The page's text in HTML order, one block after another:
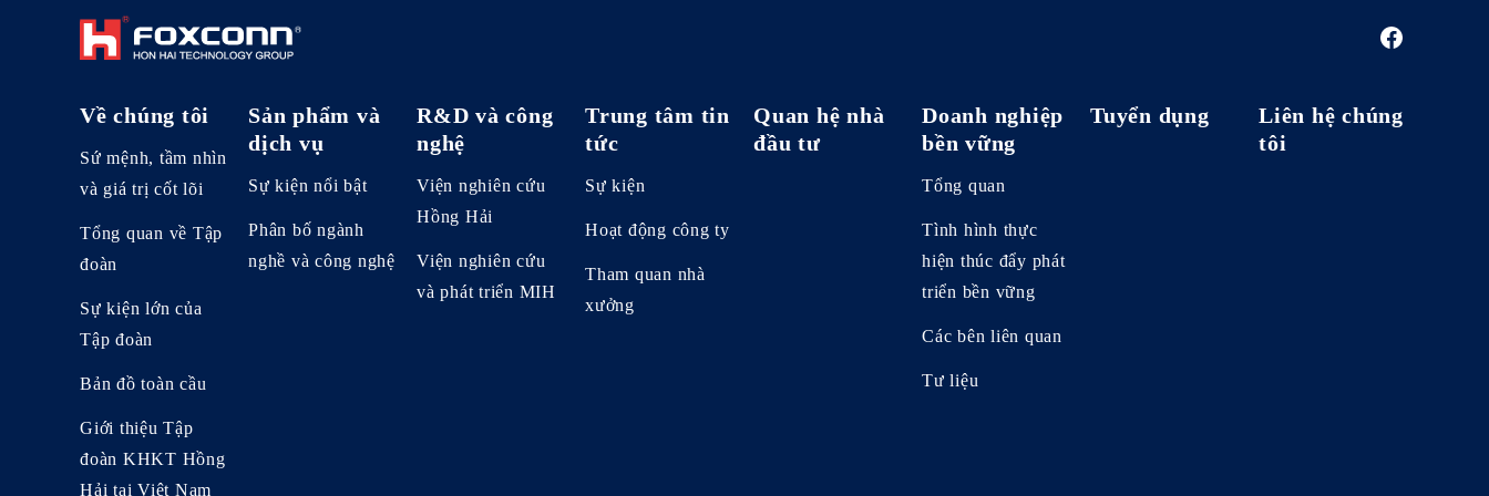
Về chúng tôi
Sứ mệnh, tầm nhìn
và giá trị cốt lõi
Tổng quan về Tập
đoàn
Sự kiện lớn của
Tập đoàn
Bản đồ toàn cầu
Giới thiệu Tập
đoàn KHKT Hồng
Hải tại Việt Nam
Sản phẩm và
dịch vụ
Sự kiện nổi bật
Phân bố ngành
nghề và công nghệ
R&D và công
nghệ
Viện nghiên cứu
Hồng Hải
Viện nghiên cứu
và phát triển MIH
Trung tâm tin
tức
Sự kiện
Hoạt động công ty
Tham quan nhà
xưởng
Quan hệ nhà
đầu tư
Doanh nghiệp
bền vững
Tổng quan
Tình hình thực
hiện thúc đẩy phát
triển bền vững
Các bên liên quan
Tư liệu
Tuyển dụng
Liên hệ chúng
tôi